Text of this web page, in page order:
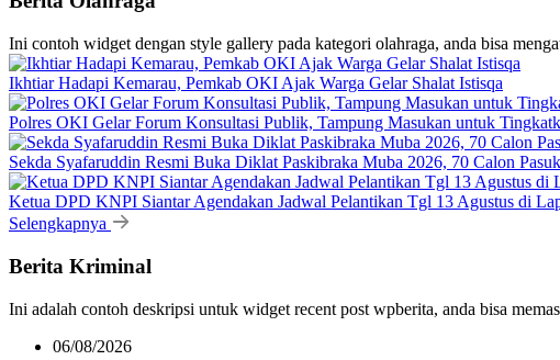
Ini contoh widget dengan style gallery pada kategori olahraga, anda bisa
Ikhtiar Hadapi Kemarau, Pemkab OKI Ajak Warga Gelar Shalat Istisqa
Polres OKI Gelar Forum Konsultasi Publik, Tampung Masukan untuk
Sekda Syafaruddin Resmi Buka Diklat Paskibraka Muba 2026, 70 Calon
Ketua DPD KNPI Siantar Agendakan Jadwal Pelantikan Tgl 13 Agustus di
Selengkapnya
Berita Kriminal
Ini adalah contoh deskripsi untuk widget recent post wpberita, anda bisa
06/08/2026